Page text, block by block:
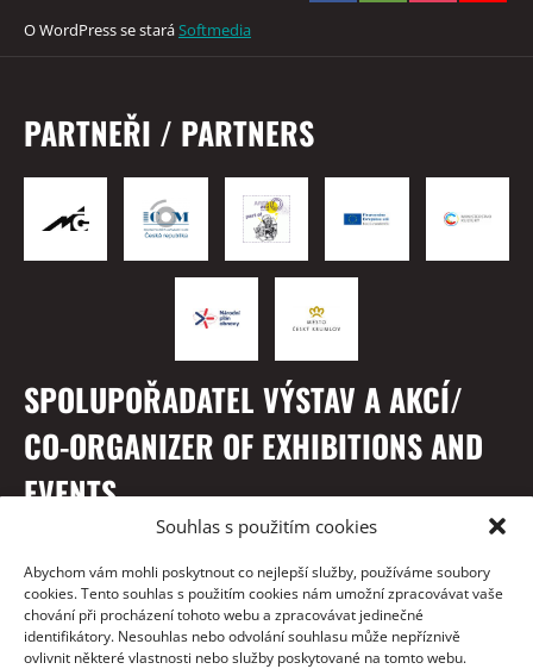
Souhlas s použitím cookies
Abychom vám mohli poskytnout co nejlepší služby, používáme soubory
cookies. Tento souhlas s použitím cookies nám umožní zpracovávat vaše
chování při procházení tohoto webu a zpracovávat jedinečné
identifikátory. Nesouhlas nebo odvolání souhlasu může nepříznivě
ovlivnit některé vlastnosti nebo služby poskytované na tomto webu.
O WordPress se staráSoftmedia
PARTNEŘI / PARTNERS
SPOLUPOŘADATEL VÝSTAV A AKCÍ/
CO-ORGANIZER OF EXHIBITIONS AND
EVENTS